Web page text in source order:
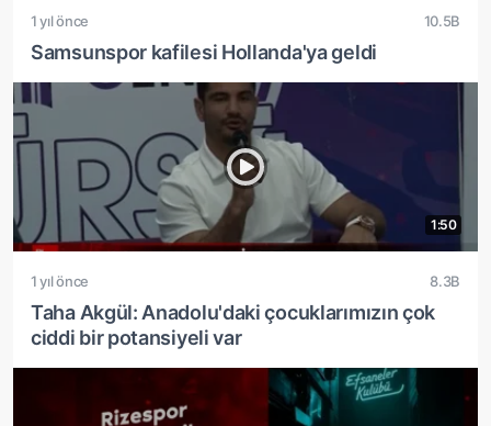
1 yıl önce 10.5B
Samsunspor kafilesi Hollanda'ya geldi
1:50
1 yıl önce 8.3B
Taha Akgül: Anadolu'daki çocuklarımızın çok
ciddi bir potansiyeli var